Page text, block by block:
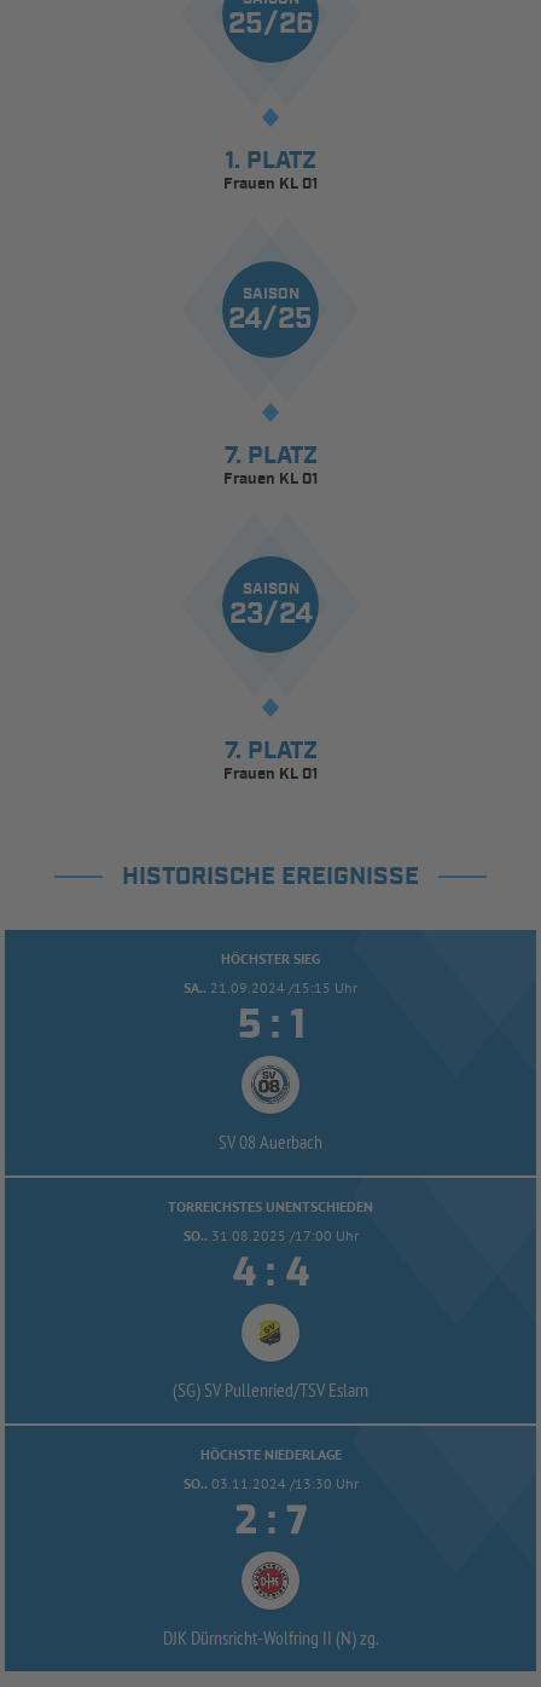
25/26
1. PLATZ
Frauen KL 01
SAISON
24/25
7. PLATZ
Frauen KL 01
SAISON
23/24
7. PLATZ
Frauen KL 01
HISTORISCHE EREIGNISSE
HÖCHSTER SIEG
SA.. 21.09.2024 /15:15 Uhr
 : 
SV 08 Auerbach
TORREICHSTES UNENTSCHIEDEN
SO.. 31.08.2025 /17:00 Uhr
 : 
(SG) SV Pullenried/TSV Eslarn
HÖCHSTE NIEDERLAGE
SO.. 03.11.2024 /13:30 Uhr
 : 
DJK Dürnsricht-Wolfring II (N) zg.